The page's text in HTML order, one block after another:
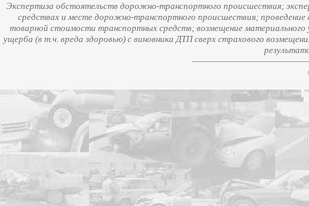
Экспертиза обстоятельств дорожно-транспортного происшествия;
средствах и месте дорожно-транспортного происшествия;
товарной стоимости транспортных средств; возмещение
ущерба (в т.ч. вреда здоровью) с виновника ДТП сверх страхового